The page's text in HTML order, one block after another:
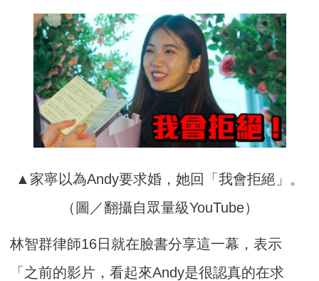
▲家寧以為Andy要求婚，她回「我會拒絕」。
（圖／翻攝自眾量級YouTube）
林智群律師16日就在臉書分享這一幕，表示
「之前的影片，看起來Andy是很認真的在求